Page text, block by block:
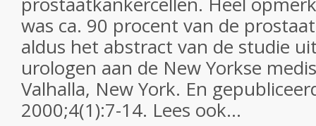
was ca. 90 procent van de
aldus het abstract van de studie
urologen aan de New Yorkse
Valhalla, New York. En
2000;4(1):7-14. Lees ook...